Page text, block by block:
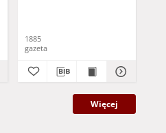
1885
gazeta
Więcej